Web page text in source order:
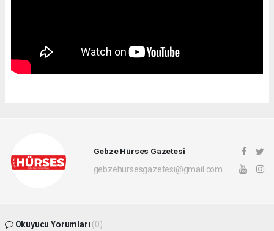
Gebze Hürses Gazetesi
gebzehursesgazetesi@gmail.com
Okuyucu Yorumları (0)